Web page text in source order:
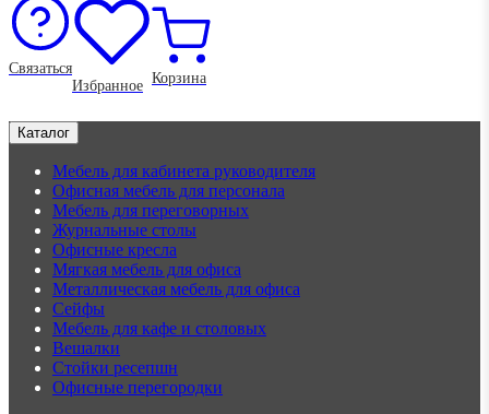
Связаться
Избранное Корзина
Каталог
Мебель для кабинета руководителя
Офисная мебель для персонала
Мебель для переговорных
Журнальные столы
Офисные кресла
Мягкая мебель для офиса
Металлическая мебель для офиса
Сейфы
Мебель для кафе и столовых
Вешалки
Стойки ресепшн
Офисные перегородки